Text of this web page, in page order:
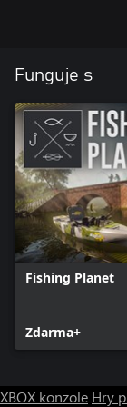
Funguje s
Fishing Planet
Zdarma+
XBOX konzole Hry